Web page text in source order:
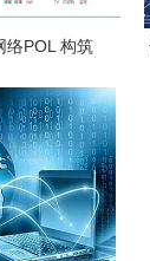
络POL 构筑